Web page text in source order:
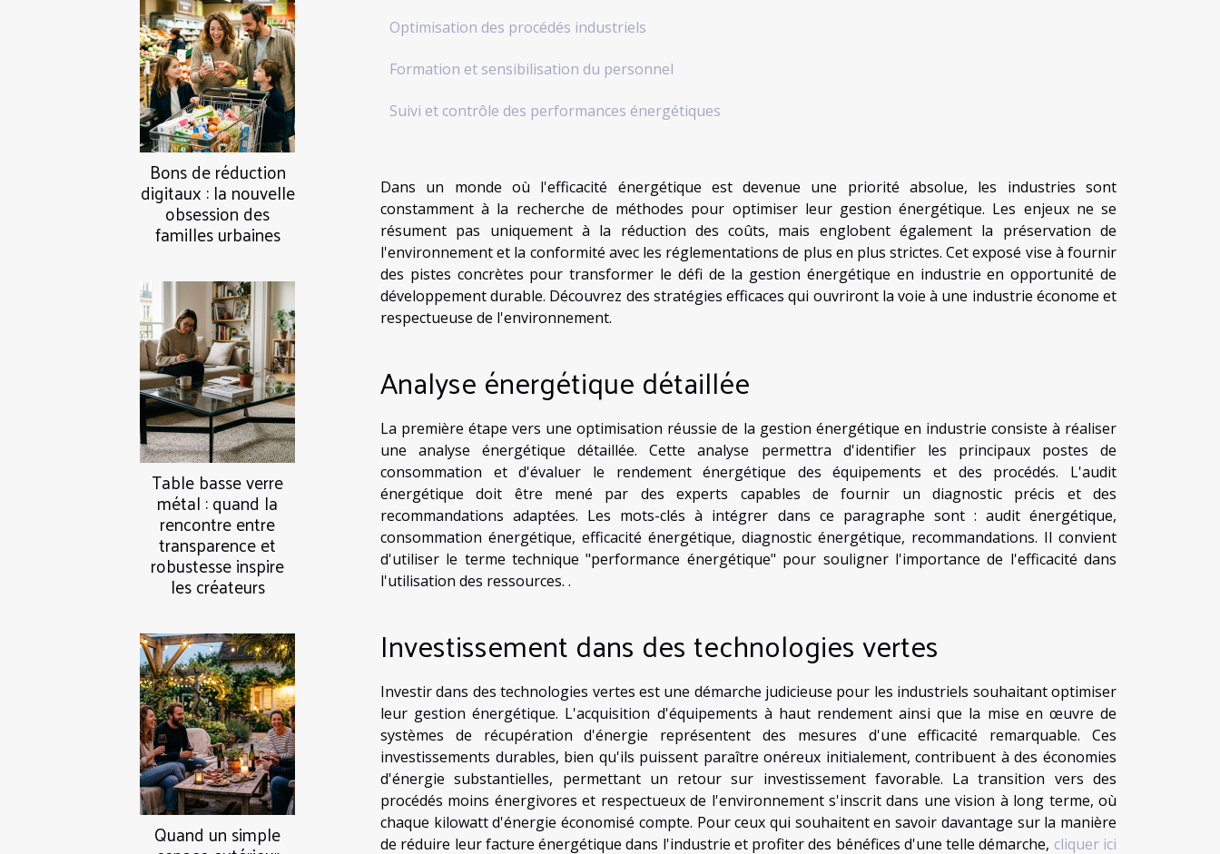
Bons de réduction
digitaux : la nouvelle
obsession des
familles urbaines
Table basse verre
métal : quand la
rencontre entre
transparence et
robustesse inspire
les créateurs
Quand un simple
Optimisation des procédés industriels
Formation et sensibilisation du personnel
Suivi et contrôle des performances énergétiques
Dans un monde où l'efficacité énergétique est devenue une priorité absolue, les industries sont
constamment à la recherche de méthodes pour optimiser leur gestion énergétique. Les enjeux ne se
résument pas uniquement à la réduction des coûts, mais englobent également la préservation de
l'environnement et la conformité avec les réglementations de plus en plus strictes. Cet exposé vise à fournir
des pistes concrètes pour transformer le défi de la gestion énergétique en industrie en opportunité de
développement durable. Découvrez des stratégies efficaces qui ouvriront la voie à une industrie économe et
respectueuse de l'environnement.
Analyse énergétique détaillée
La première étape vers une optimisation réussie de la gestion énergétique en industrie consiste à réaliser
une analyse énergétique détaillée. Cette analyse permettra d'identifier les principaux postes de
consommation et d'évaluer le rendement énergétique des équipements et des procédés. L'audit
énergétique doit être mené par des experts capables de fournir un diagnostic précis et des
recommandations adaptées. Les mots-clés à intégrer dans ce paragraphe sont : audit énergétique,
consommation énergétique, efficacité énergétique, diagnostic énergétique, recommandations. Il convient
d'utiliser le terme technique "performance énergétique" pour souligner l'importance de l'efficacité dans
l'utilisation des ressources. .
Investissement dans des technologies vertes
Investir dans des technologies vertes est une démarche judicieuse pour les industriels souhaitant optimiser
leur gestion énergétique. L'acquisition d'équipements à haut rendement ainsi que la mise en œuvre de
systèmes de récupération d'énergie représentent des mesures d'une efficacité remarquable. Ces
investissements durables, bien qu'ils puissent paraître onéreux initialement, contribuent à des économies
d'énergie substantielles, permettant un retour sur investissement favorable. La transition vers des
procédés moins énergivores et respectueux de l'environnement s'inscrit dans une vision à long terme, où
chaque kilowatt d'énergie économisé compte. Pour ceux qui souhaitent en savoir davantage sur la manière
de réduire leur facture énergétique dans l'industrie et profiter des bénéfices d'une telle démarche, cliquer ici